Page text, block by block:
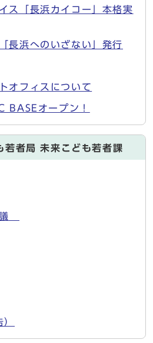
ス「長浜カイコー」本格実
長浜へのいざない」発行
オフィスについて
オープン！
若者局 未来こども若者課
議